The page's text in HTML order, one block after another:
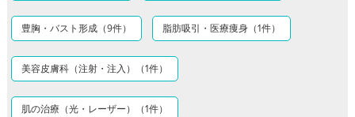
豊胸・バスト形成（9件） 脂肪吸引・医療痩身（1件）
美容皮膚科（注射・注入）（1件）
肌の治療（光・レーザー）（1件）